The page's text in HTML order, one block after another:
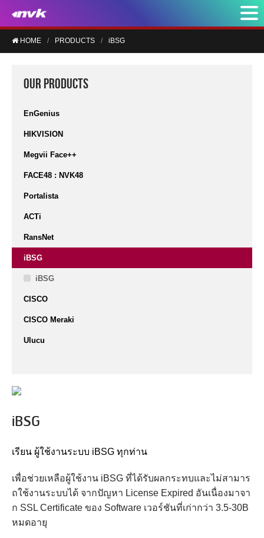
HOME PRODUCTS iBSG
OUR PRODUCTS
EnGenius
HIKVISION
Megvii Face++
FACE48 : NVK48
Portalista
ACTi
RansNet
iBSG
iBSG
CISCO
CISCO Meraki
Ulucu
iBSG
เรียน ผู้ใช้งานระบบ iBSG ทุกท่าน
เพื่อช่วยเหลือผู้ใช้งาน iBSG ที่ได้รับผลกระทบและไม่สามาร
ถใช้งานระบบได้ จากปัญหา License Expired อันเนื่องมาจา
ก SSL Certificate ของ Software เวอร์ชันที่เก่ากว่า 3.5-30B
หมดอายุ